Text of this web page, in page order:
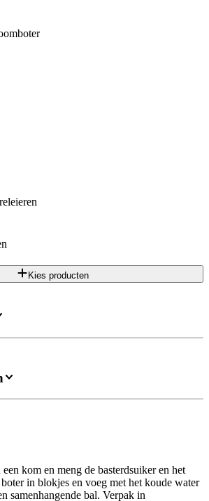
Kies producten
kom en meng de basterdsuiker en het
in blokjes en voeg met het koude water
samenhangende bal. Verpak in